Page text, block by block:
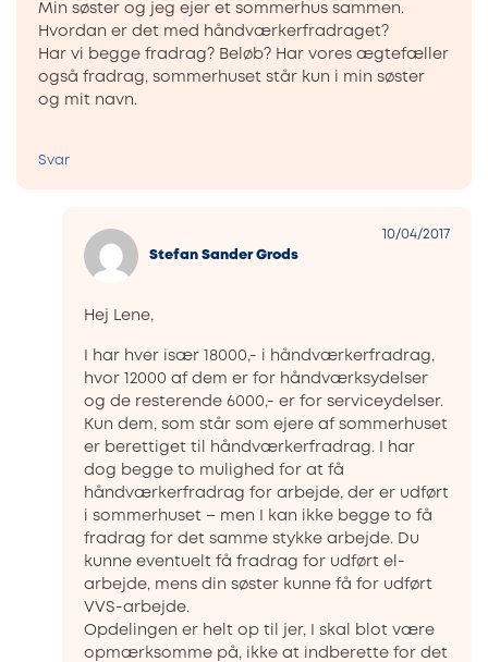
Min søster og jeg ejer et sommerhus sammen.
Hvordan er det med håndværkerfradraget?
Har vi begge fradrag? Beløb? Har vores ægtefæller
også fradrag, sommerhuset står kun i min søster
og mit navn.
Svar
Stefan Sander Grods
10/04/2017
Hej Lene,
I har hver især 18000,- i håndværkerfradrag,
hvor 12000 af dem er for håndværksydelser
og de resterende 6000,- er for serviceydelser.
Kun dem, som står som ejere af sommerhuset
er berettiget til håndværkerfradrag. I har
dog begge to mulighed for at få
håndværkerfradrag for arbejde, der er udført
i sommerhuset – men I kan ikke begge to få
fradrag for det samme stykke arbejde. Du
kunne eventuelt få fradrag for udført el-
arbejde, mens din søster kunne få for udført
VVS-arbejde.
Opdelingen er helt op til jer, I skal blot være
opmærksomme på, ikke at indberette for det